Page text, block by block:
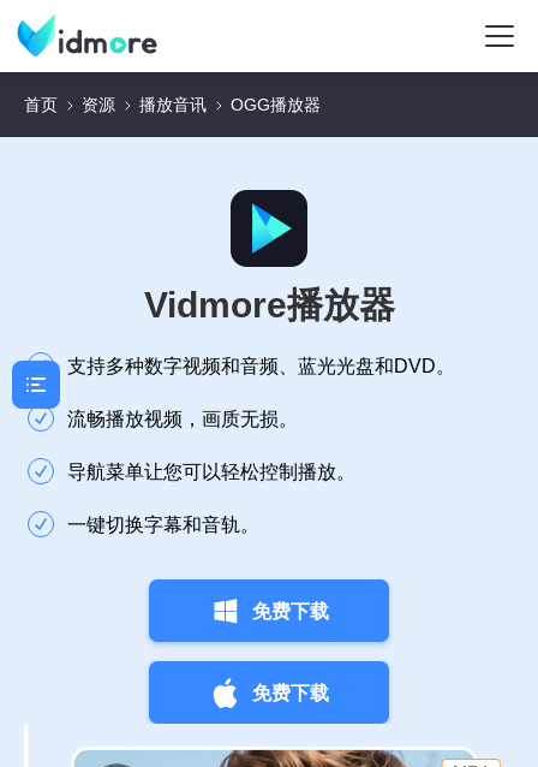
首页 资源 播放音讯 OGG播放器
Vidmore播放器
支持多种数字视频和音频、蓝光光盘和DVD。
流畅播放视频，画质无损。
导航菜单让您可以轻松控制播放。
一键切换字幕和音轨。
免费下载
免费下载